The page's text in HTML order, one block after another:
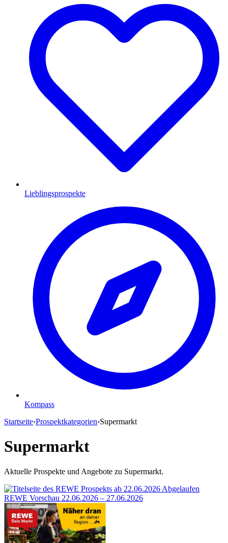
Lieblingsprospekte
Kompass
Startseite›Prospektkategorien›Supermarkt
Supermarkt
Aktuelle Prospekte und Angebote zu Supermarkt.
Abgelaufen
REWE Vorschau 22.06.2026 – 27.06.2026